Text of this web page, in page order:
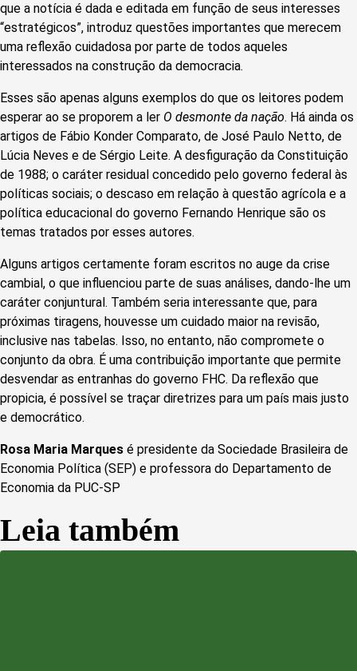
que a notícia é dada e editada em função de seus interesses
“estratégicos”, introduz questões importantes que merecem
uma reflexão cuidadosa por parte de todos aqueles
interessados na construção da democracia.
Esses são apenas alguns exemplos do que os leitores podem
esperar ao se proporem a ler O desmonte da nação. Há ainda os
artigos de Fábio Konder Comparato, de José Paulo Netto, de
Lúcia Neves e de Sérgio Leite. A desfiguração da Constituição
de 1988; o caráter residual concedido pelo governo federal às
políticas sociais; o descaso em relação à questão agrícola e a
política educacional do governo Fernando Henrique são os
temas tratados por esses autores.
Alguns artigos certamente foram escritos no auge da crise
cambial, o que influenciou parte de suas análises, dando-lhe um
caráter conjuntural. Também seria interessante que, para
próximas tiragens, houvesse um cuidado maior na revisão,
inclusive nas tabelas. Isso, no entanto, não compromete o
conjunto da obra. É uma contribuição importante que permite
desvendar as entranhas do governo FHC. Da reflexão que
propicia, é possível se traçar diretrizes para um país mais justo
e democrático.
Rosa Maria Marques é presidente da Sociedade Brasileira de
Economia Política (SEP) e professora do Departamento de
Economia da PUC-SP
Leia também